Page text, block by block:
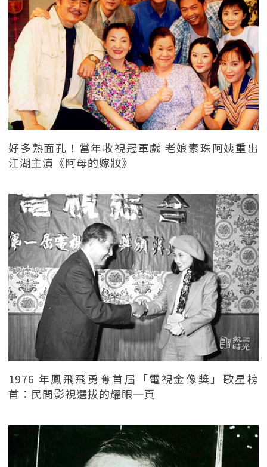
好多熟面孔！當年收視冠軍戲 老娘素珠阿姨重出
江湖主演《阿母的嫁妝》
1976 年鳳飛飛勇奪首屆「電視金像獎」歌星榜
首：民間影視選拔的耀眼一頁